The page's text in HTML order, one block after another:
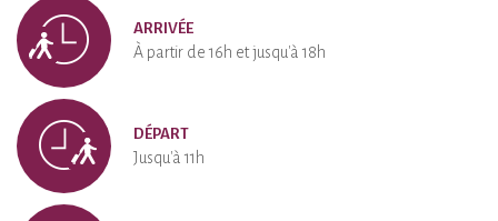
ARRIVÉE
À partir de 16h et jusqu'à 18h
DÉPART
Jusqu'à 11h